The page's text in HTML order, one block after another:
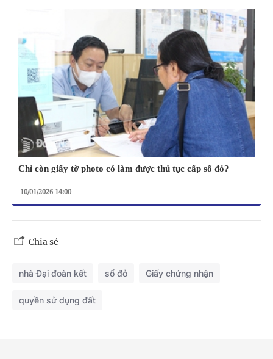
Chỉ còn giấy tờ photo có làm được thủ tục cấp sổ đỏ?
10/01/2026 14:00
Chia sẻ
nhà Đại đoàn kết sổ đỏ Giấy chứng nhận
quyền sử dụng đất